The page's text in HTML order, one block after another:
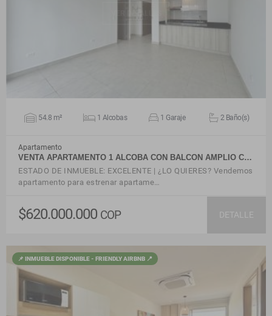
54.8 m² 1 Alcobas 1 Garaje 2 Baño(s)
Apartamento
VENTA APARTAMENTO 1 ALCOBA CON BALCON AMPLIO C…
ESTADO DE INMUEBLE: EXCELENTE | ¿LO QUIERES? Vendemos
apartamento para estrenar apartame…
$620.000.000 COP DETALLE
📌 INMUEBLE DISPONIBLE - FRIENDLY AIRBNB 📍